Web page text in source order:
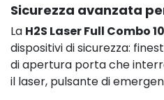
Sicurezza avanzata
La H2S Laser Full Combo
dispositivi di sicurezza:
di apertura porta che
il laser, pulsante di